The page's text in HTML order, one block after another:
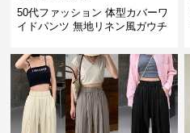
50代ファッション 体型カバーワ
イドパンツ 無地リネン風ガウチ